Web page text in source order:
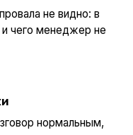
не видно: в
чего менеджер не
нормальным,